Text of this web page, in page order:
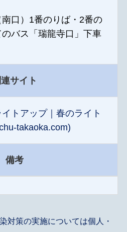
南口）1番のりば・2番の
バス「瑞龍寺口」下車
サイト
トアップ｜春のライト
takaoka.com)
備考
対策の実施については個人・